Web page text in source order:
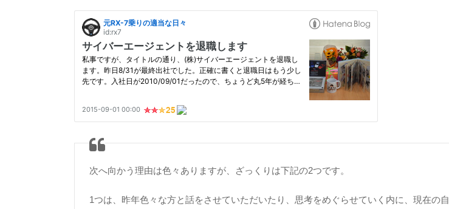
次へ向かう理由は色々ありますが、ざっくりは下記の2つです。
1つは、昨年色々な方と話をさせていただいたり、思考をめぐらせていく内に、現在の自